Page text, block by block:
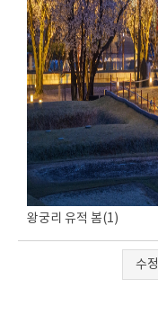
왕궁리 유적 봄(1)
수정